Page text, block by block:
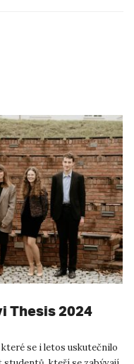
Thesis 2024
se i letos uskutečnilo